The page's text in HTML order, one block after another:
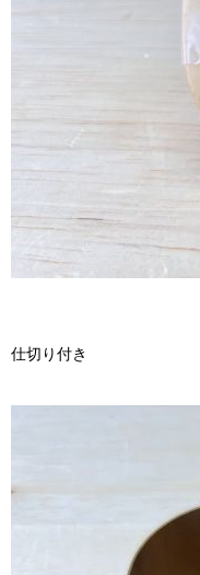
仕切り付き